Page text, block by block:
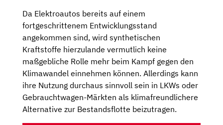
Da Elektroautos bereits auf einem
fortgeschrittenem Entwicklungsstand
angekommen sind, wird synthetischen
Kraftstoffe hierzulande vermutlich keine
maßgebliche Rolle mehr beim Kampf gegen den
Klimawandel einnehmen können. Allerdings kann
ihre Nutzung durchaus sinnvoll sein in LKWs oder
Gebrauchtwagen-Märkten als klimafreundlichere
Alternative zur Bestandsflotte beizutragen.